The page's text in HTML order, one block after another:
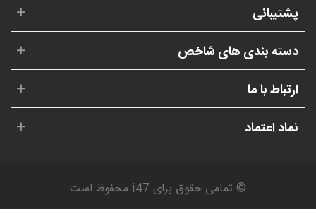
پشتیبانی
دسته بندی های شاخص
ارتباط با ما
نماد اعتماد
© تمامی حقوق برای i47 محفوظ است